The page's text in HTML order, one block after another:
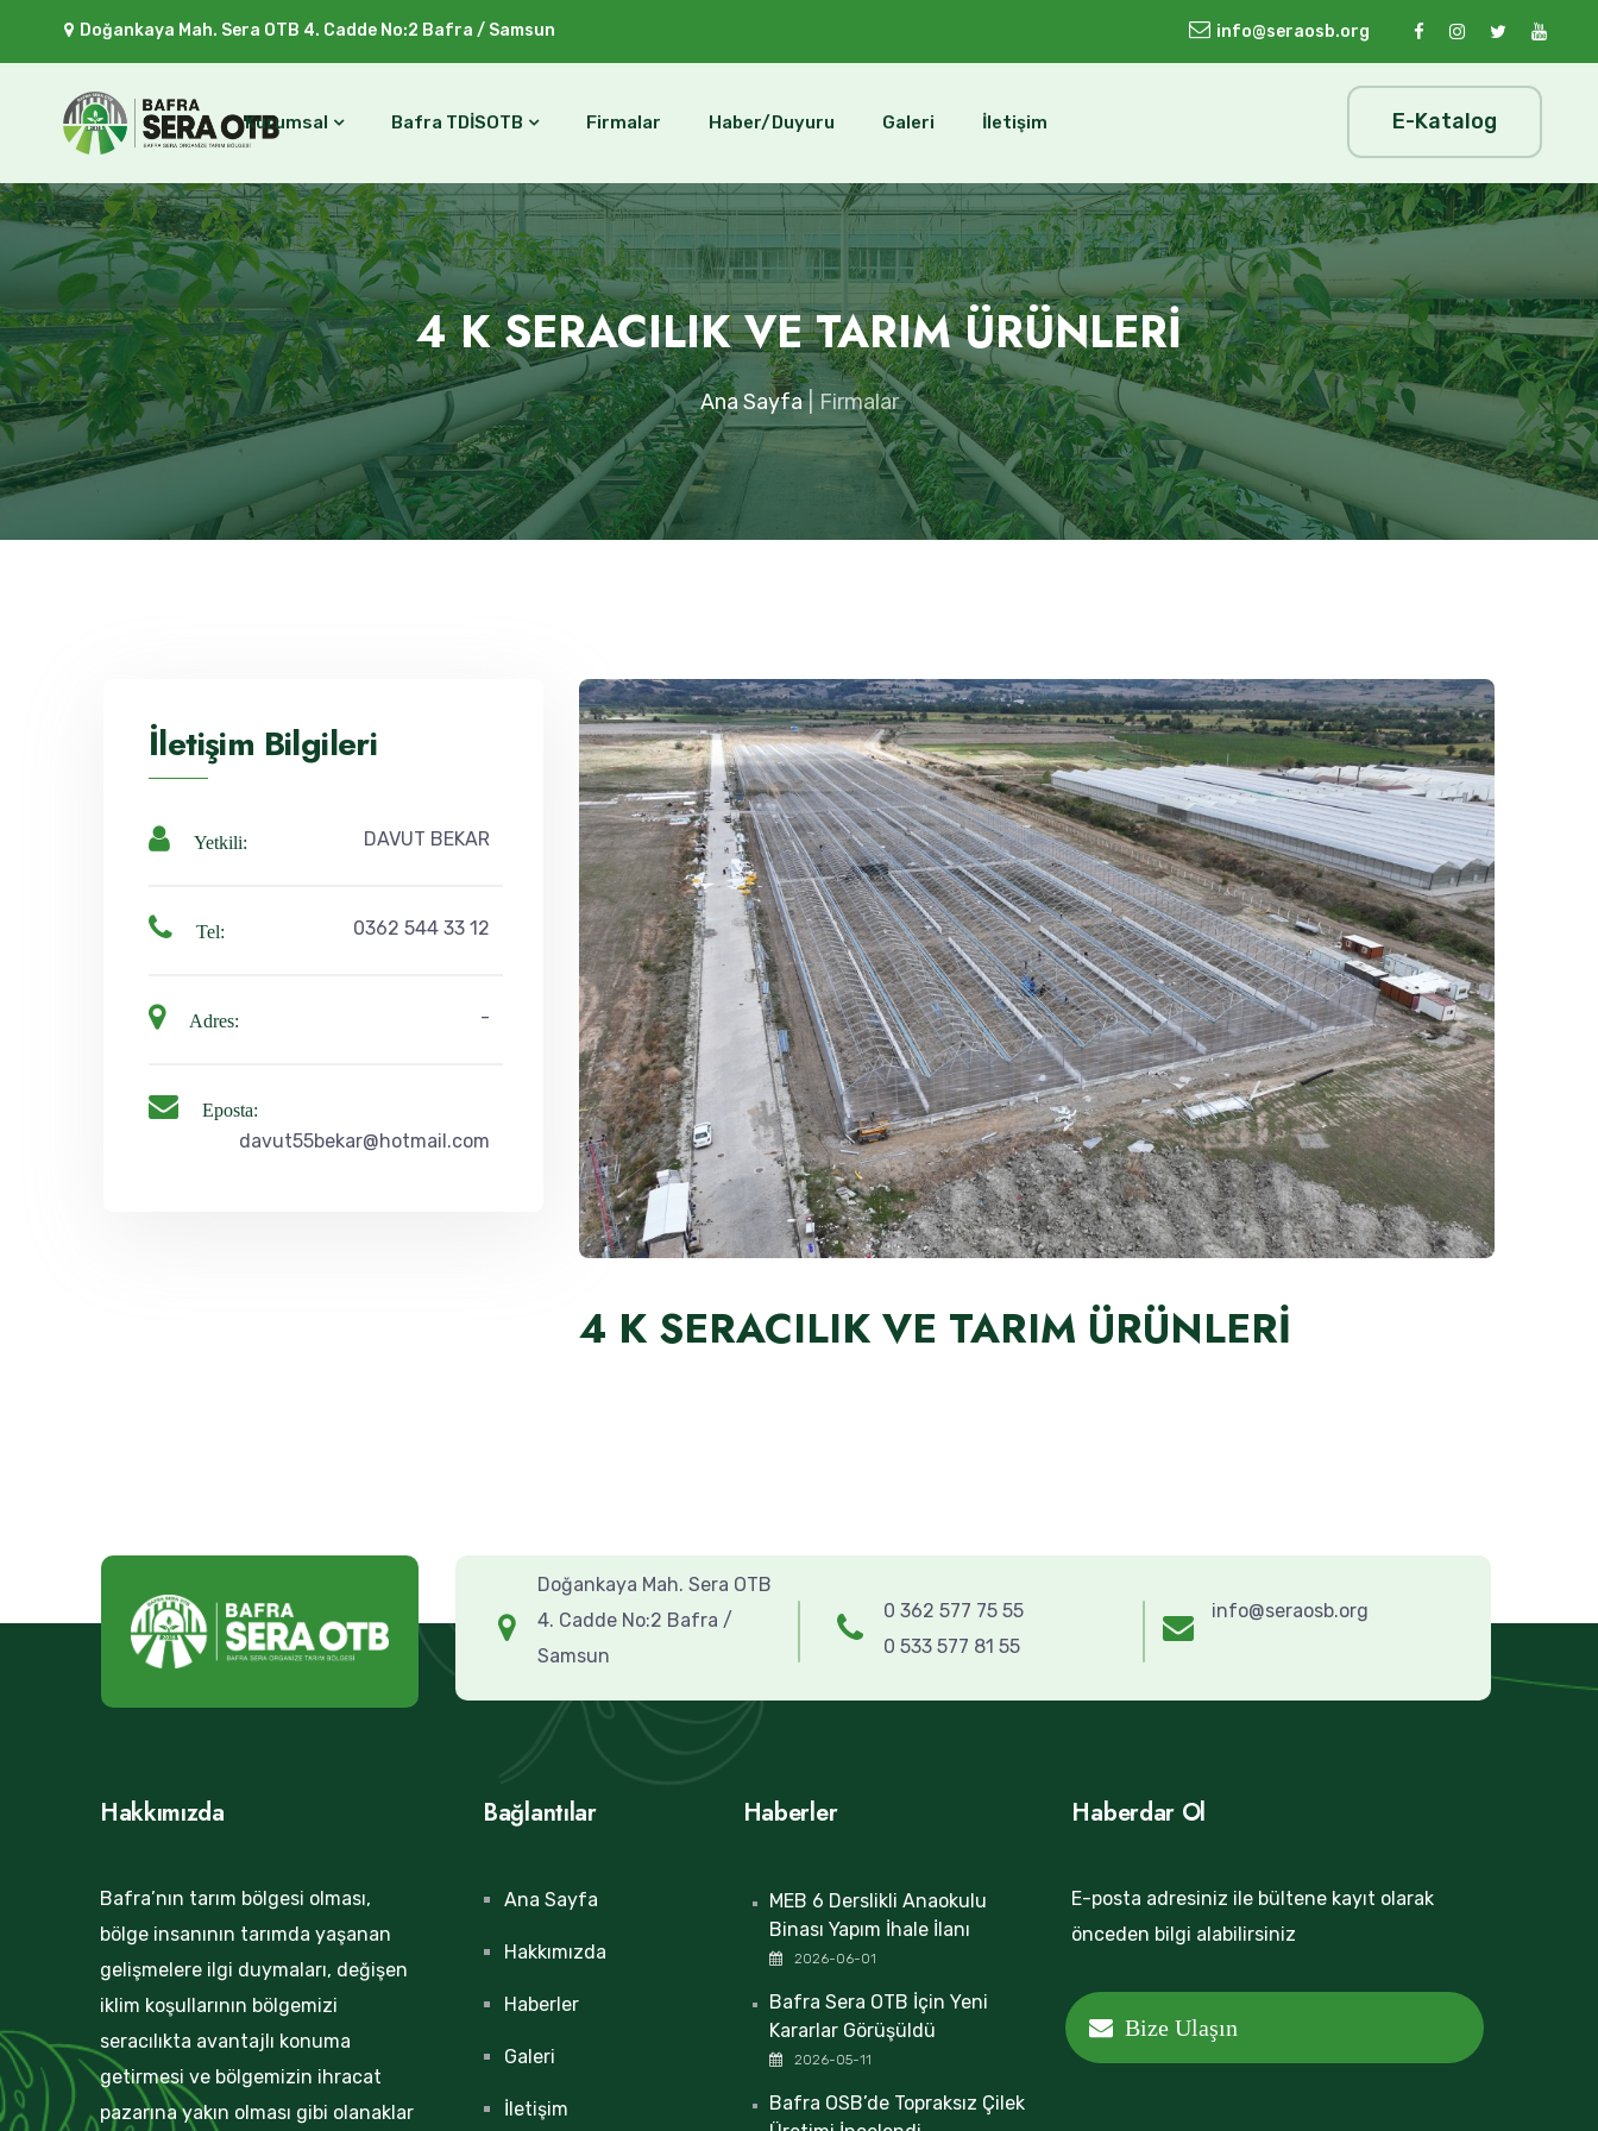
Doğankaya Mah. Sera OTB 4. Cadde No:2 Bafra / Samsun info@seraosb.org
Kurumsal Bafra TDİSOTB Firmalar Haber/Duyuru Galeri İletişim E-Katalog
4 K SERACILIK VE TARIM ÜRÜNLERİ
Ana Sayfa Firmalar
İletişim Bilgileri
Yetkili: DAVUT BEKAR
Tel: 0362 544 33 12
Adres: -
Eposta:
davut55bekar@hotmail.com
4 K SERACILIK VE TARIM ÜRÜNLERİ
Doğankaya Mah. Sera OTB
4. Cadde No:2 Bafra /
Samsun
0 362 577 75 55
0 533 577 81 55
info@seraosb.org
Hakkımızda
Bafra’nın tarım bölgesi olması,
bölge insanının tarımda yaşanan
gelişmelere ilgi duymaları, değişen
iklim koşullarının bölgemizi
seracılıkta avantajlı konuma
getirmesi ve bölgemizin ihracat
pazarına yakın olması gibi olanaklar
Bağlantılar
Ana Sayfa
Hakkımızda
Haberler
Galeri
İletişim
Haberler
MEB 6 Derslikli Anaokulu
Binası Yapım İhale İlanı
2026-06-01
Bafra Sera OTB İçin Yeni
Kararlar Görüşüldü
2026-05-11
Bafra OSB’de Topraksız Çilek
Haberdar Ol
E-posta adresiniz ile bültene kayıt olarak
önceden bilgi alabilirsiniz
Bize Ulaşın